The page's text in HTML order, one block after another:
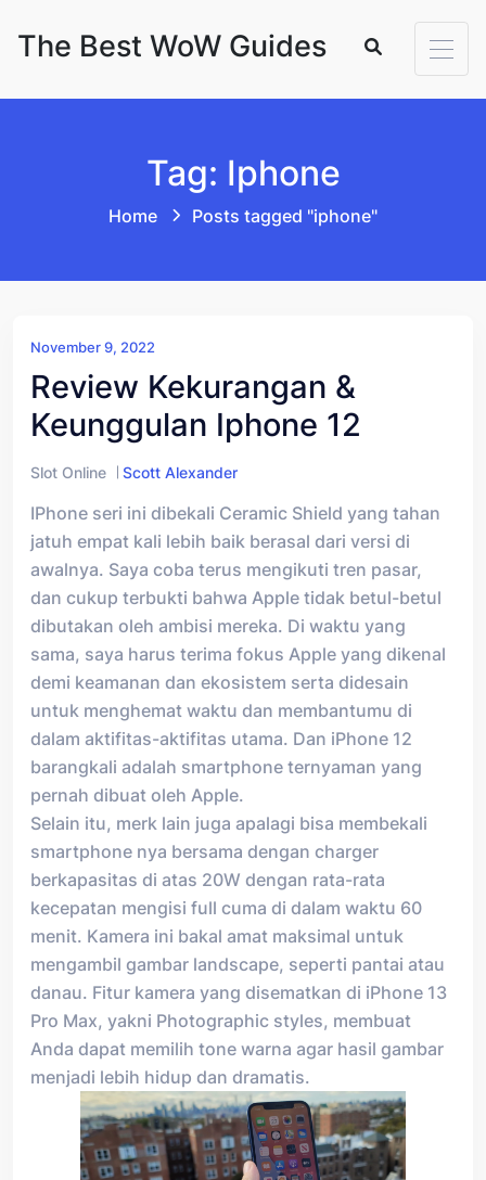
The Best WoW Guides
Tag: Iphone
Home Posts tagged "iphone"
November 9, 2022
Review Kekurangan &
Keunggulan Iphone 12
Slot Online Scott Alexander
IPhone seri ini dibekali Ceramic Shield yang tahan
jatuh empat kali lebih baik berasal dari versi di
awalnya. Saya coba terus mengikuti tren pasar,
dan cukup terbukti bahwa Apple tidak betul-betul
dibutakan oleh ambisi mereka. Di waktu yang
sama, saya harus terima fokus Apple yang dikenal
demi keamanan dan ekosistem serta didesain
untuk menghemat waktu dan membantumu di
dalam aktifitas-aktifitas utama. Dan iPhone 12
barangkali adalah smartphone ternyaman yang
pernah dibuat oleh Apple.
Selain itu, merk lain juga apalagi bisa membekali
smartphone nya bersama dengan charger
berkapasitas di atas 20W dengan rata-rata
kecepatan mengisi full cuma di dalam waktu 60
menit. Kamera ini bakal amat maksimal untuk
mengambil gambar landscape, seperti pantai atau
danau. Fitur kamera yang disematkan di iPhone 13
Pro Max, yakni Photographic styles, membuat
Anda dapat memilih tone warna agar hasil gambar
menjadi lebih hidup dan dramatis.